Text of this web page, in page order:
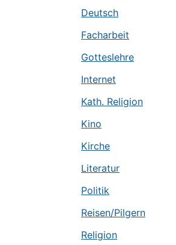
Deutsch
Facharbeit
Gotteslehre
Internet
Kath. Religion
Kino
Kirche
Literatur
Politik
Reisen/Pilgern
Religion